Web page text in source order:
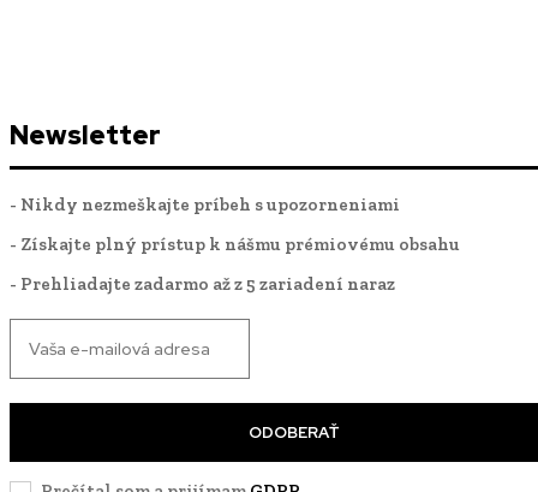
Newsletter
- Nikdy nezmeškajte príbeh s upozorneniami
- Získajte plný prístup k nášmu prémiovému obsahu
- Prehliadajte zadarmo až z 5 zariadení naraz
ODOBERAŤ